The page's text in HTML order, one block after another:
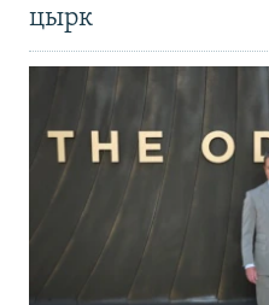
цырк